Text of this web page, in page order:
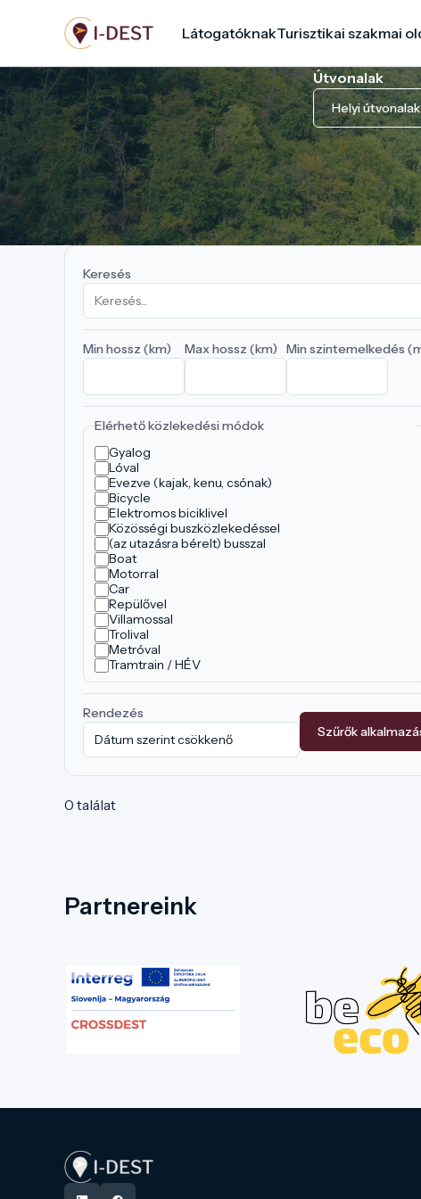
tartalomra
LátogatóknakTurisztikai szakmai
Útvonalak
Helyi útvonalak
Keresés
Min hossz (km) Max hossz (km) Min szintemelkedés
Elérhető közlekedési módok
Gyalog
Lóval
Evezve (kajak, kenu, csónak)
Bicycle
Elektromos biciklivel
Közösségi buszközlekedéssel
(az utazásra bérelt) busszal
Boat
Motorral
Car
Repülővel
Villamossal
Trolival
Metróval
Tramtrain / HÉV
Rendezés
Szűrők
0 találat
Partnereink